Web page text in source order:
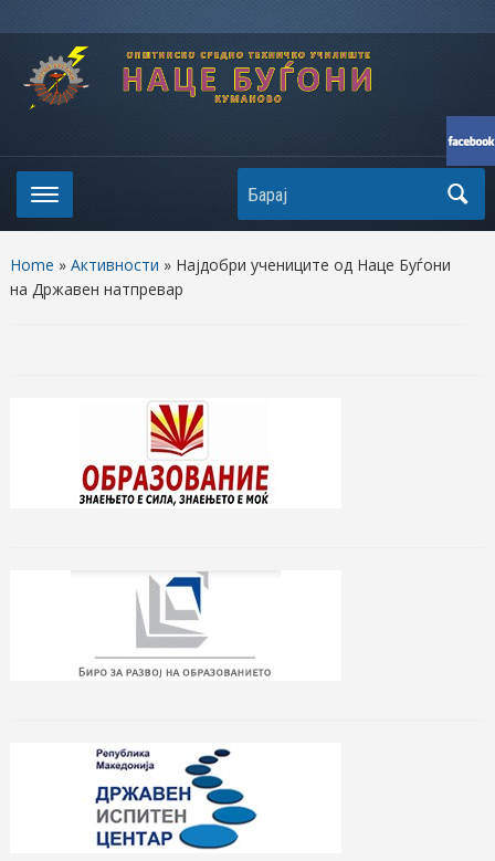
Search
Home » Активности » Најдобри учениците од Наце Буѓони
на Државен натпревар